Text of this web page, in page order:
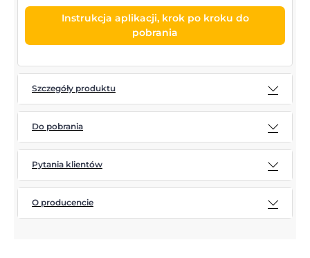
Instrukcja aplikacji, krok po kroku do
pobrania
Szczegóły produktu
Do pobrania
Pytania klientów
O producencie